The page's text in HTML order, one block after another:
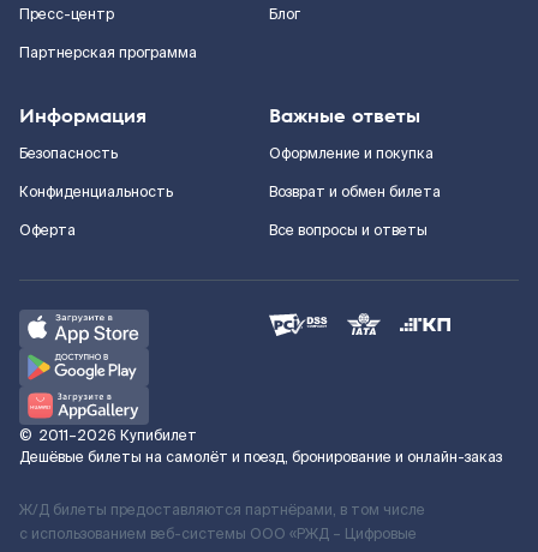
Пресс-центр
Партнерская программа
Блог
Информация
Безопасность
Конфиденциальность
Оферта
Важные ответы
Оформление и покупка
Возврат и обмен билета
Все вопросы и ответы
© 2011–2026 Купибилет
Дешёвые билеты на самолёт и поезд, бронирование и онлайн-заказ
Ж/Д билеты предоставляются партнёрами, в том числе
с использованием веб-системы ООО «РЖД – Цифровые